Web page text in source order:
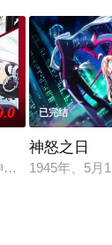
配音）是一个
已完结
神怒之日
1945年、5